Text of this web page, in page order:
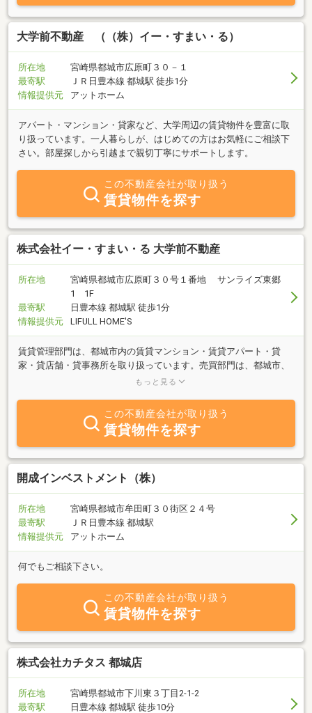
トップでサポートして欲しいとの要望も多くあるので、司法書士や
公認会計士などの各士業とも連携しております。また、国際ライセ
ンスのCFP（ファイナンシャルプランナー）、1級FPが売却後のライ
フプランまでサポートいたします。都城市がより住みやすい、活力
のある街になるように仕事に取り組んでまいります。
大学前不動産 （（株）イー・すまい・る）
所在地
宮崎県都城市広原町３０－１
最寄駅
ＪＲ日豊本線 都城駅 徒歩1分
情報提供元
アットホーム
アパート・マンション・貸家など、大学周辺の賃貸物件を豊富に取
り扱っています。一人暮らしが、はじめての方はお気軽にご相談下
さい。部屋探しから引越まで親切丁寧にサポートします。
この不動産会社が取り扱う
賃貸物件を探す
株式会社イー・すまい・る 大学前不動産
所在地
宮崎県都城市広原町３０号１番地 サンライズ東郷
1 1F
最寄駅
日豊本線 都城駅 徒歩1分
情報提供元
LIFULL HOME'S
賃貸管理部門は、都城市内の賃貸マンション・賃貸アパート・貸
家・貸店舗・貸事務所を取り扱っています。売買部門は、都城市、
宮崎市内における土地売買、中古分譲マンション売買と収益物件売
もっと見る
この不動産会社が取り扱う
賃貸物件を探す
開成インベストメント（株）
所在地
宮崎県都城市牟田町３０街区２４号
最寄駅
ＪＲ日豊本線 都城駅
情報提供元
アットホーム
何でもご相談下さい。
この不動産会社が取り扱う
賃貸物件を探す
株式会社カチタス 都城店
所在地
宮崎県都城市下川東３丁目2-1-2
最寄駅
日豊本線 都城駅 徒歩10分